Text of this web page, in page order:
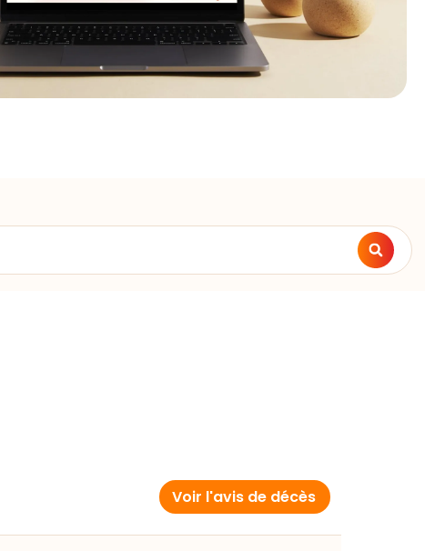
Voir l'avis de décès